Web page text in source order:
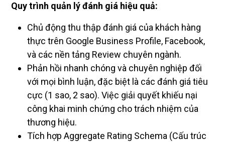
Quy trình quản lý đánh giá hiệu quả:
Chủ động thu thập đánh giá của khách hàng
thực trên Google Business Profile, Facebook,
và các nền tảng Review chuyên ngành.
Phản hồi nhanh chóng và chuyên nghiệp đối
với mọi bình luận, đặc biệt là các đánh giá tiêu
cực (1 sao, 2 sao). Việc giải quyết khiếu nại
công khai minh chứng cho trách nhiệm của
thương hiệu.
Tích hợp Aggregate Rating Schema (Cấu trúc